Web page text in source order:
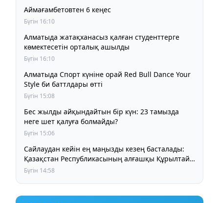
Аймағамбетовтен 6 кеңес
Бүгін 16:10
Алматыда жатақханасыз қалған студенттерге
көмектесетін орталық ашылды
Бүгін 16:10
Алматыда Спорт күніне орай Red Bull Dance Your
Style би баттлдары өтті
Бүгін 15:08
Бес жылды айқындайтын бір күн: 23 тамызда
неге шет қалуға болмайды?
Бүгін 15:06
Сайлаудан кейін ең маңызды кезең басталады:
Қазақстан Республикасының алғашқы Құрылтайы
қалай жұмыс істейді?
Бүгін 14:58